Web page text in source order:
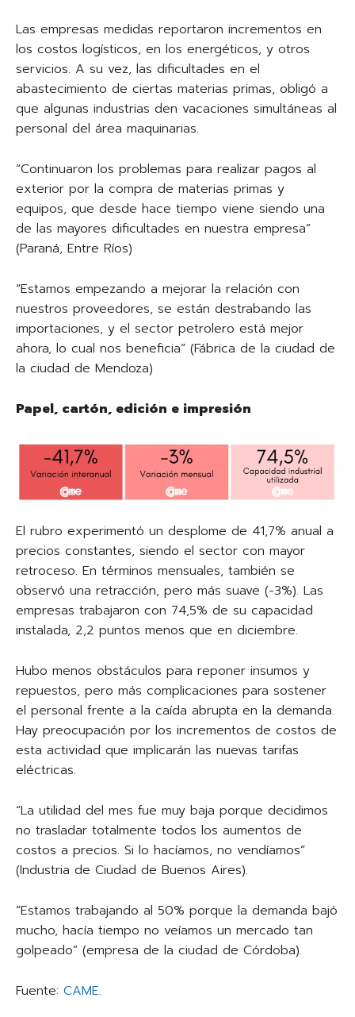
Las empresas medidas reportaron incrementos en
los costos logísticos, en los energéticos, y otros
servicios. A su vez, las dificultades en el
abastecimiento de ciertas materias primas, obligó a
que algunas industrias den vacaciones simultáneas al
personal del área maquinarias.
“Continuaron los problemas para realizar pagos al
exterior por la compra de materias primas y
equipos, que desde hace tiempo viene siendo una
de las mayores dificultades en nuestra empresa”
(Paraná, Entre Ríos)
“Estamos empezando a mejorar la relación con
nuestros proveedores, se están destrabando las
importaciones, y el sector petrolero está mejor
ahora, lo cual nos beneficia” (Fábrica de la ciudad de
la ciudad de Mendoza)
Papel, cartón, edición e impresión
El rubro experimentó un desplome de 41,7% anual a
precios constantes, siendo el sector con mayor
retroceso. En términos mensuales, también se
observó una retracción, pero más suave (-3%). Las
empresas trabajaron con 74,5% de su capacidad
instalada, 2,2 puntos menos que en diciembre.
Hubo menos obstáculos para reponer insumos y
repuestos, pero más complicaciones para sostener
el personal frente a la caída abrupta en la demanda.
Hay preocupación por los incrementos de costos de
esta actividad que implicarán las nuevas tarifas
eléctricas.
“La utilidad del mes fue muy baja porque decidimos
no trasladar totalmente todos los aumentos de
costos a precios. Si lo hacíamos, no vendíamos”
(Industria de Ciudad de Buenos Aires).
“Estamos trabajando al 50% porque la demanda bajó
mucho, hacía tiempo no veíamos un mercado tan
golpeado” (empresa de la ciudad de Córdoba).
Fuente: CAME.